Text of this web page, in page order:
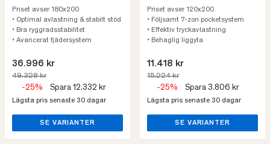
Priset avser 180x200
• Optimal avlastning & stabilt stöd
• Bra ryggradsstabilitet
• Avancerat fjädersystem
36.996 kr
49.328 kr
-25% Spara 12.332 kr
Lägsta pris senaste 30 dagar
SE VARIANTER
Priset avser 120x200
• Följsamt 7-zon pocketsystem
• Effektiv tryckavlastning
• Behaglig liggyta
11.418 kr
15.224 kr
-25% Spara 3.806 kr
Lägsta pris senaste 30 dagar
SE VARIANTER